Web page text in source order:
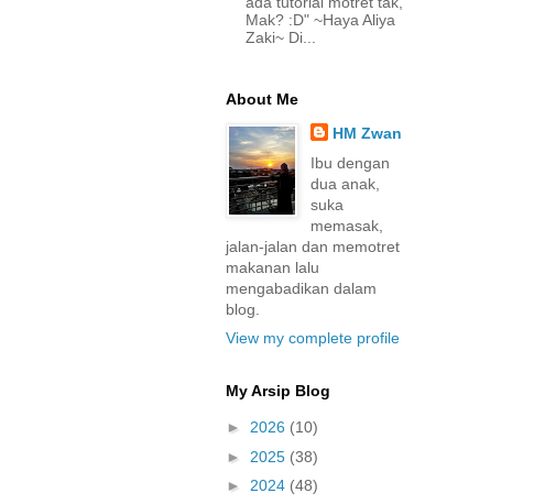
Mak? :D" ~Haya Aliya
Zaki~ Di...
About Me
HM Zwan
Ibu dengan
dua anak,
suka
memasak,
jalan-jalan dan memotret
makanan lalu
mengabadikan dalam
blog.
View my complete profile
My Arsip Blog
► 2026 (10)
► 2025 (38)
► 2024 (48)